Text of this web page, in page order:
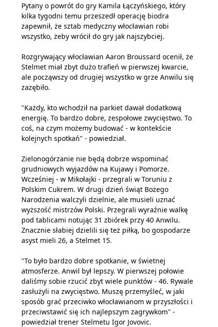
Pytany o powrót do gry Kamila Łączyńskiego, który
kilka tygodni temu przeszedł operację biodra
zapewnił, że sztab medyczny włocławian robi
wszystko, żeby wrócił do gry jak najszybciej.
Rozgrywający włocławian Aaron Broussard ocenił, że
Stelmet miał zbyt dużo trafień w pierwszej kwarcie,
ale począwszy od drugiej wszystko w grze Anwilu się
zazębiło.
"Każdy, kto wchodził na parkiet dawał dodatkową
energię. To bardzo dobre, zespołowe zwycięstwo. To
coś, na czym możemy budować - w kontekście
kolejnych spotkań" - powiedział.
Zielonogórzanie nie będą dobrze wspominać
grudniowych wyjazdów na Kujawy i Pomorze.
Wcześniej - w Mikołajki - przegrali w Toruniu z
Polskim Cukrem. W drugi dzień świąt Bożego
Narodzenia walczyli dzielnie, ale musieli uznać
wyższość mistrzów Polski. Przegrali wyraźnie walkę
pod tablicami notując 31 zbiórek przy 40 Anwilu.
Znacznie słabiej dzielili się też piłką, bo gospodarze
asyst mieli 26, a Stelmet 15.
"To było bardzo dobre spotkanie, w świetnej
atmosferze. Anwil był lepszy. W pierwszej połowie
daliśmy sobie rzucić zbyt wiele punktów - 46. Rywale
zasłużyli na zwycięstwo. Muszę przemyśleć, w jaki
sposób grać przeciwko włocławianom w przyszłości i
przeciwstawić się ich najlepszym zagrywkom" -
powiedział trener Stelmetu Igor Jovovic.